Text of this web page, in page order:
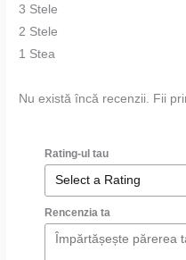
3 Stele
2 Stele
1 Stea
Nu există încă recenzii. Fii
Rating-ul tau
Rencenzia ta